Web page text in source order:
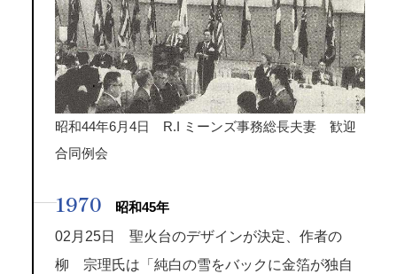
昭和44年6月4日 R.I ミーンズ事務総長夫妻 歓迎
合同例会
1970
昭和45年
02月25日 聖火台のデザインが決定、作者の
柳 宗理氏は「純白の雪をバックに金箔が独自